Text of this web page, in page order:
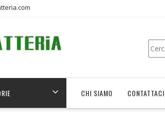
Cerca
CHI SIAMO CONTATTACI